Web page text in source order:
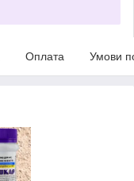
Оплата Умови